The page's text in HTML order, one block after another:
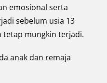
emosional serta
sebelum usia 13
tetap mungkin terjadi.
anak dan remaja